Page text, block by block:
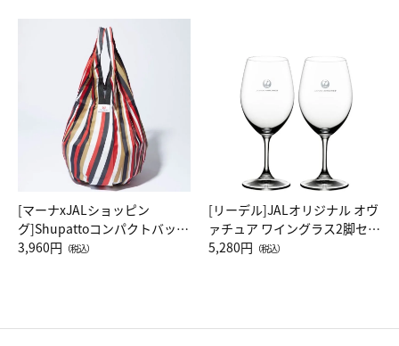
[マーナxJALショッピン
グ]Shupattoコンパクトバッグ
Drop JAL客室乗務員（LC）ス
3,960円 （税込）
[リーデル]JALオリジナル オヴ
ァチュア ワイングラス2脚セッ
ト（レッドワイン）
5,280円 （税込）